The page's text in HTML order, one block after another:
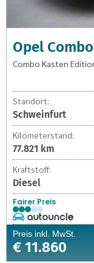
Opel
Combo Kasten
Standort:
Schweinfurt
Kilometerstand:
77.821 km
Kraftstoff:
Diesel
Fairer Preis
Preis inkl. MwSt.
€ 11.860